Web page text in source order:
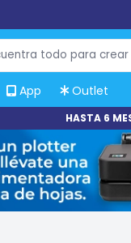
App Outlet
HASTA 6